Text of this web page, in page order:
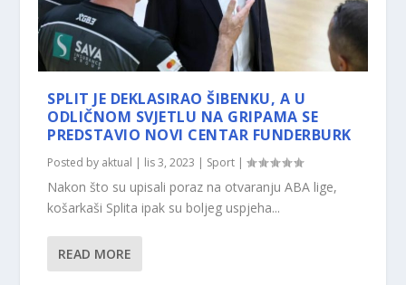
SPLIT JE DEKLASIRAO ŠIBENKU, A U
ODLIČNOM SVJETLU NA GRIPAMA SE
PREDSTAVIO NOVI CENTAR FUNDERBURK
Posted by aktual | lis 3, 2023 | Sport |
Nakon što su upisali poraz na otvaranju ABA lige,
košarkaši Splita ipak su boljeg uspjeha...
READ MORE